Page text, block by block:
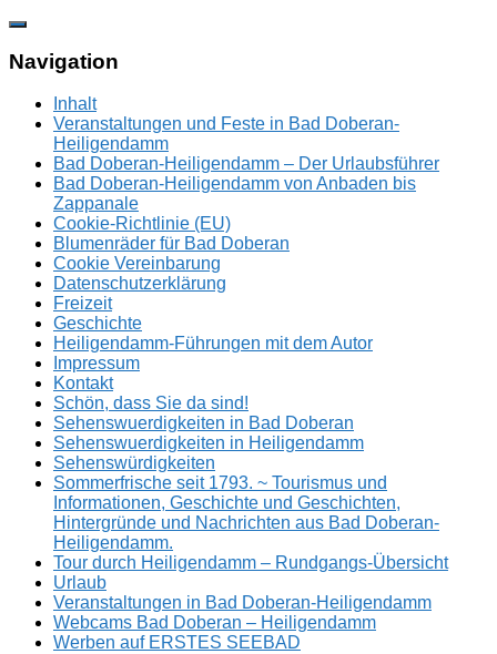
Zum
springen
Navigation
Inhalt
Veranstaltungen und Feste in Bad Doberan-
Heiligendamm
Bad Doberan-Heiligendamm – Der Urlaubsführer
Bad Doberan-Heiligendamm von Anbaden bis
Zappanale
Cookie-Richtlinie (EU)
Blumenräder für Bad Doberan
Cookie Vereinbarung
Datenschutzerklärung
Freizeit
Geschichte
Heiligendamm-Führungen mit dem Autor
Impressum
Kontakt
Schön, dass Sie da sind!
Sehenswuerdigkeiten in Bad Doberan
Sehenswuerdigkeiten in Heiligendamm
Sehenswürdigkeiten
Sommerfrische seit 1793. ~ Tourismus und
Informationen, Geschichte und Geschichten,
Hintergründe und Nachrichten aus Bad Doberan-
Heiligendamm.
Tour durch Heiligendamm – Rundgangs-Übersicht
Urlaub
Veranstaltungen in Bad Doberan-Heiligendamm
Webcams Bad Doberan – Heiligendamm
Werben auf ERSTES SEEBAD